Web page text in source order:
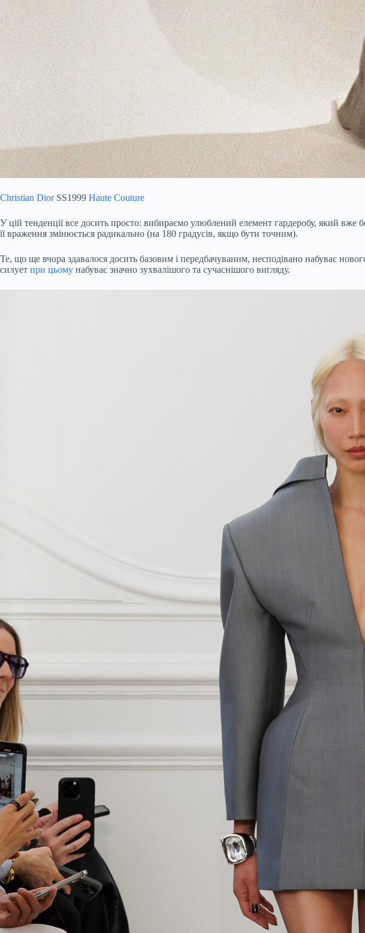
Christian DiorSS1999 Haute Couture
У цій тенденції все досить просто: вибираємо улюблений елемент гардеробу, який вже
її враження змінюється радикально (на 180 градусів, якщо бути точним).
Те, що ще вчора здавалося досить базовим і передбачуваним, несподівано набуває
силует при цьому набуває значно зухвалішого та сучаснішого вигляду.